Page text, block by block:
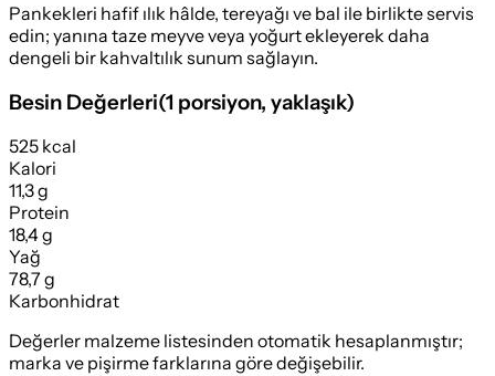
Pankekleri hafif ılık hâlde, tereyağı ve bal ile birlikte servis
edin; yanına taze meyve veya yoğurt ekleyerek daha
dengeli bir kahvaltılık sunum sağlayın.
Besin Değerleri(1 porsiyon, yaklaşık)
525 kcal
Kalori
11,3 g
Protein
18,4 g
Yağ
78,7 g
Karbonhidrat
Değerler malzeme listesinden otomatik hesaplanmıştır;
marka ve pişirme farklarına göre değişebilir.